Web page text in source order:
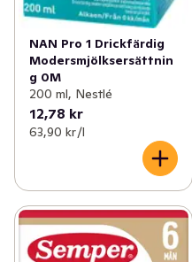
NAN Pro 1 Drickfärdig
Modersmjölksersättnin
g 0M
200 ml, Nestlé
12,78 kr
63,90 kr /l